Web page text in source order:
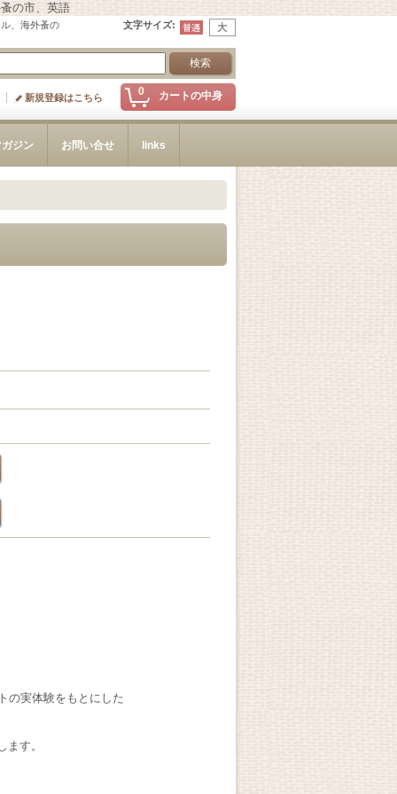
の市、英語
、海外蚤の 文字サイズ:
0 カートの中身
新規登録はこちら
ジン お問い合せ links
の実体験をもとにした
す。